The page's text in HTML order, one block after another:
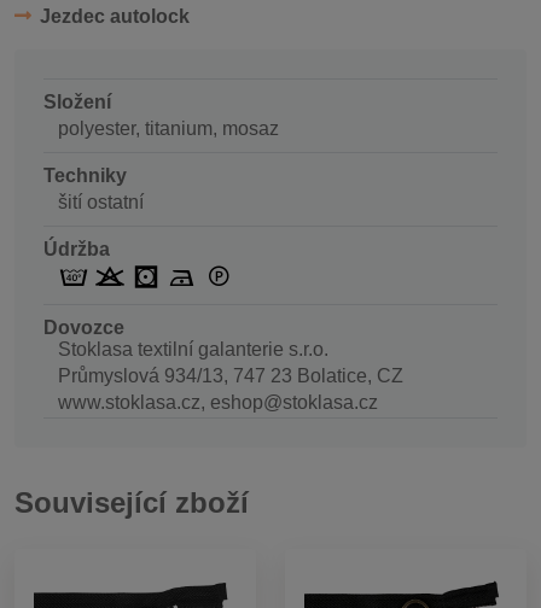
Jezdec autolock
Složení
polyester, titanium, mosaz
Techniky
šití ostatní
Údržba
Dovozce
Stoklasa textilní galanterie s.r.o.
Průmyslová 934/13, 747 23 Bolatice, CZ
www.stoklasa.cz, eshop@stoklasa.cz
Související zboží